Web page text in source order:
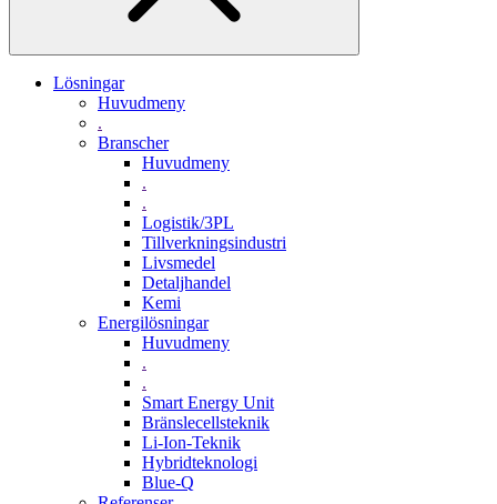
Lösningar
Huvudmeny
.
Branscher
Huvudmeny
.
.
Logistik/3PL
Tillverkningsindustri
Livsmedel
Detaljhandel
Kemi
Energilösningar
Huvudmeny
.
.
Smart Energy Unit
Bränslecellsteknik
Li-Ion-Teknik
Hybridteknologi
Blue-Q